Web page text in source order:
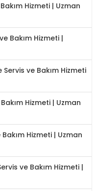
Hizmeti | Uzman
Bakım Hizmeti |
ve Bakım Hizmeti
Hizmeti | Uzman
Hizmeti | Uzman
ve Bakım Hizmeti |